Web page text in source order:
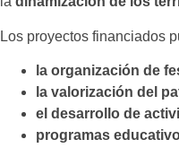
Los proyectos financiados
la organización de
la valorización del
el desarrollo de
programas